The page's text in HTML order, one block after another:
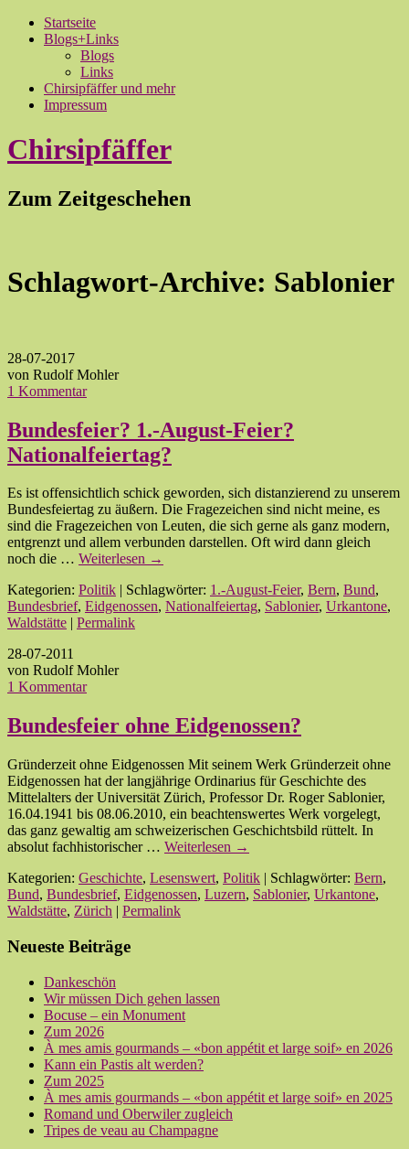
Startseite
Blogs+Links
Blogs
Links
Chirsipfäffer und mehr
Impressum
Chirsipfäffer
Zum Zeitgeschehen
Schlagwort-Archive: Sablonier
28-07-2017
von Rudolf Mohler
1 Kommentar
Bundesfeier? 1.-August-Feier?
Nationalfeiertag?
Es ist offensichtlich schick geworden, sich distanzierend zu unserem
Bundesfeiertag zu äußern. Die Fragezeichen sind nicht meine, es
sind die Fragezeichen von Leuten, die sich gerne als ganz modern,
entgrenzt und allem verbunden darstellen. Oft wird dann gleich
noch die … Weiterlesen →
Kategorien: Politik | Schlagwörter: 1.-August-Feier, Bern, Bund,
Bundesbrief, Eidgenossen, Nationalfeiertag, Sablonier, Urkantone,
Waldstätte
Permalink
28-07-2011
von Rudolf Mohler
1 Kommentar
Bundesfeier ohne Eidgenossen?
Gründerzeit ohne Eidgenossen Mit seinem Werk Gründerzeit ohne
Eidgenossen hat der langjährige Ordinarius für Geschichte des
Mittelalters der Universität Zürich, Professor Dr. Roger Sablonier,
16.04.1941 bis 08.06.2010, ein beachtenswertes Werk vorgelegt,
das ganz gewaltig am schweizerischen Geschichtsbild rüttelt. In
absolut fachhistorischer … Weiterlesen →
Kategorien: Geschichte, Lesenswert, Politik | Schlagwörter: Bern,
Bund, Bundesbrief, Eidgenossen, Luzern, Sablonier, Urkantone,
Waldstätte, Zürich | Permalink
Neueste Beiträge
Dankeschön
Wir müssen Dich gehen lassen
Bocuse – ein Monument
Zum 2026
À mes amis gourmands – «bon appétit et large soif» en 2026
Kann ein Pastis alt werden?
Zum 2025
À mes amis gourmands – «bon appétit et large soif» en 2025
Romand und Oberwiler zugleich
Tripes de veau au Champagne